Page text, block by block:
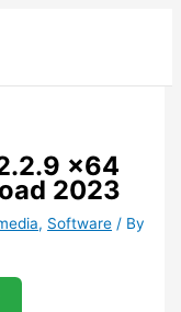
x64
2023
, Software / By